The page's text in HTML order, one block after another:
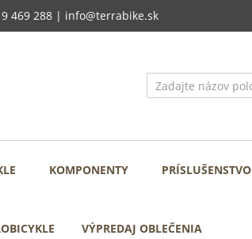
469 288 | info@terrabike.sk
KOMPONENTY PRÍSLUŠENSTVO
VÝPREDAJ OBLEČENIA